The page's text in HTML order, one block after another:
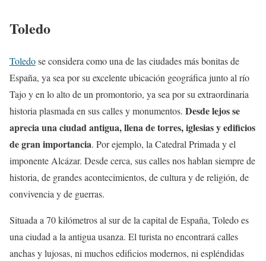
Toledo
Toledose considera como una de las ciudades más bonitas de
España, ya sea por su excelente ubicación geográfica junto al río
Tajo y en lo alto de un promontorio, ya sea por su extraordinaria
historia plasmada en sus calles y monumentos. Desde lejos se
aprecia una ciudad antigua, llena de torres, iglesias y edificios
de gran importancia. Por ejemplo, la Catedral Primada y el
imponente Alcázar. Desde cerca, sus calles nos hablan siempre de
historia, de grandes acontecimientos, de cultura y de religión, de
convivencia y de guerras.
Situada a 70 kilómetros al sur de la capital de España, Toledo es
una ciudad a la antigua usanza. El turista no encontrará calles
anchas y lujosas, ni muchos edificios modernos, ni espléndidas